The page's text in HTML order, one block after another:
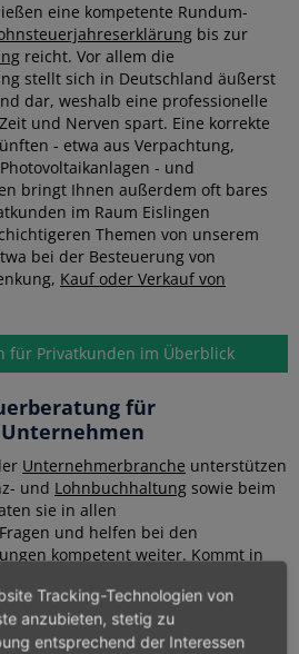
eine kompetente Rundum-
bis zur
reicht. Vor allem die
stellt sich in Deutschland äußerst
dar, weshalb eine professionelle
und Nerven spart. Eine korrekte
- etwa aus Verpachtung,
- und
bringt Ihnen außerdem oft bares
im Raum Eislingen
Themen von unserem
bei der Besteuerung von
Kauf oder Verkauf von
für Privatkunden im Überblick
für
Unternehmerbranche unterstützen
und Lohnbuchhaltung sowie beim
sie in allen
und helfen bei den
kompetent weiter. Kommt in
auf Sie zu, betreuen
Außerdem haben wir jahrelange
Tracking-Technologien von
anzubieten, stetig zu
entsprechend der Interessen